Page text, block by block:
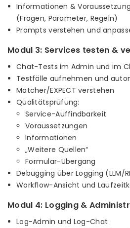
Informationen &
(Fragen, Parameter, Regeln)
Prompts verstehen und
Modul 3: Services testen &
Chat-Tests im Admin und im
Testfälle aufnehmen und
Matcher/EXPECT verstehen
Qualitätsprüfung:
Service-Auffindbarkeit
Voraussetzungen
Informationen
„Weitere Quellen“
Formular-Übergang
Debugging über Logging (LLM/
Workflow-Ansicht und
Modul 4: Logging &
Log-Admin und Log-Chat